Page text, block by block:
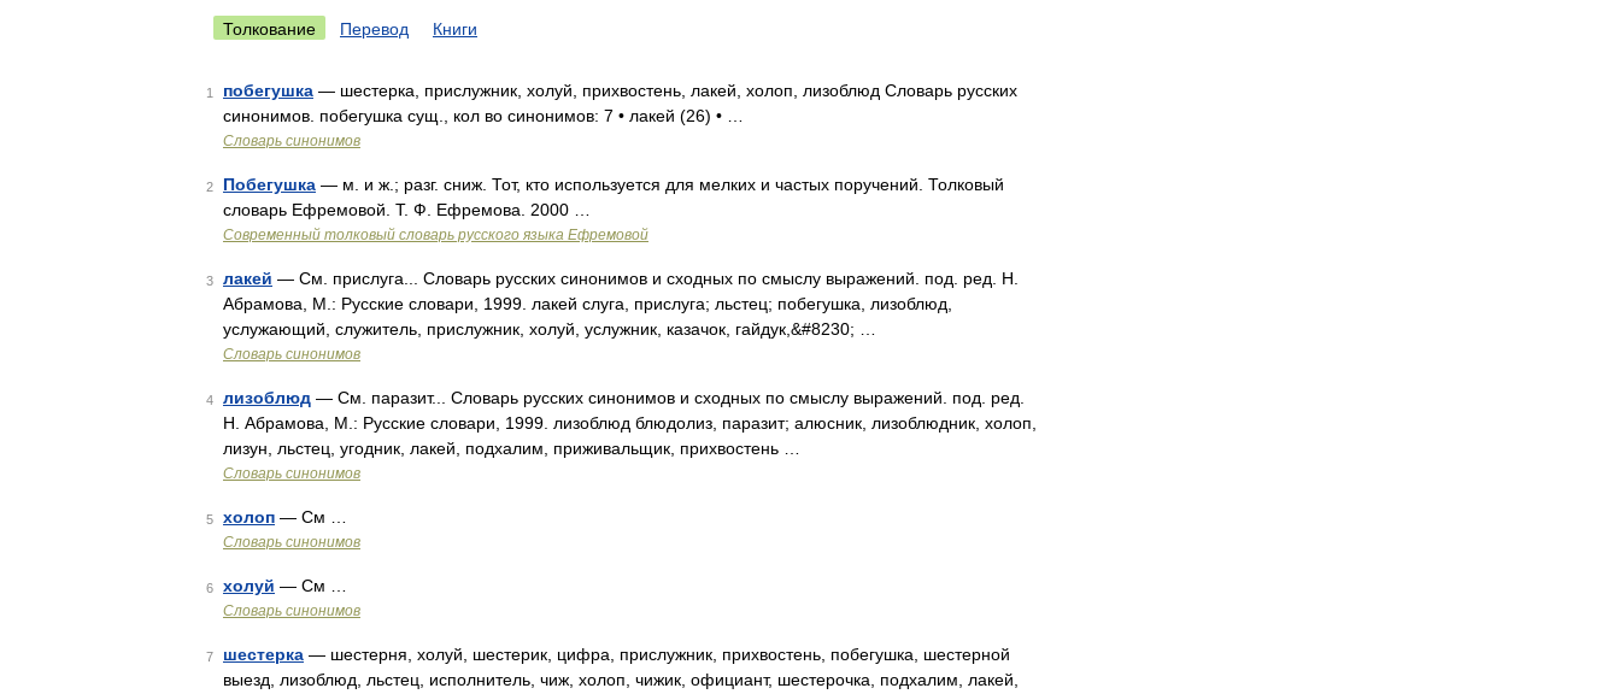
Толкование Перевод Книги
1 побегушка — шестерка, прислужник, холуй, прихвостень, лакей, холоп, лизоблюд Словарь русских
синонимов. побегушка сущ., кол во синонимов: 7 • лакей (26) • …
Словарь синонимов
2 Побегушка — м. и ж.; разг. сниж. Тот, кто используется для мелких и частых поручений. Толковый
словарь Ефремовой. Т. Ф. Ефремова. 2000 …
Современный толковый словарь русского языка Ефремовой
3 лакей — См. прислуга... Словарь русских синонимов и сходных по смыслу выражений. под. ред. Н.
Абрамова, М.: Русские словари, 1999. лакей слуга, прислуга; льстец; побегушка, лизоблюд,
услужающий, служитель, прислужник, холуй, услужник, казачок, гайдук,&#8230; …
Словарь синонимов
4 лизоблюд — См. паразит... Словарь русских синонимов и сходных по смыслу выражений. под. ред.
Н. Абрамова, М.: Русские словари, 1999. лизоблюд блюдолиз, паразит; алюсник, лизоблюдник, холоп,
лизун, льстец, угодник, лакей, подхалим, приживальщик, прихвостень …
Словарь синонимов
5 холоп — См …
Словарь синонимов
6 холуй — См …
Словарь синонимов
7 шестерка — шестерня, холуй, шестерик, цифра, прислужник, прихвостень, побегушка, шестерной
выезд, лизоблюд, льстец, исполнитель, чиж, холоп, чижик, официант, шестерочка, подхалим, лакей,